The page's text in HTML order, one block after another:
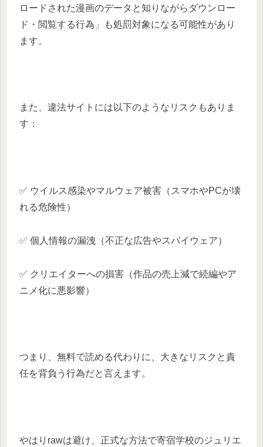
ロードされた漫画のデータと知りながらダウンロー
ド・閲覧する行為」も処罰対象になる可能性があり
ます。
また、違法サイトには以下のようなリスクもありま
す：
✅ ウイルス感染やマルウェア被害（スマホやPCが壊
れる危険性）
✅ 個人情報の漏洩（不正な広告やスパイウェア）
✅ クリエイターへの損害（作品の売上減で続編やア
ニメ化に悪影響）
つまり、無料で読める代わりに、大きなリスクと責
任を背負う行為だと言えます。
やはりrawは避け、正式な方法で寄宿学校のジュリエ